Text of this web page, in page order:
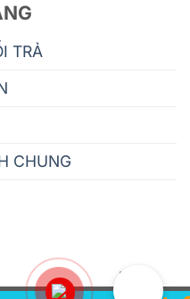
TRẢ
CHUNG